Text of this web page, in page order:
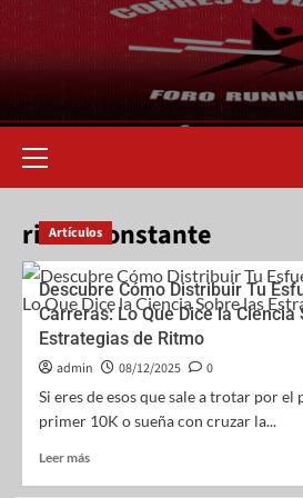
ritmo constante
Artículos
Descubre Cómo Distribuir Tu
Carreras: Lo Que Dice la Ciencia
Estrategias de Ritmo
admin 08/12/2025
0
Si eres de esos que sale a trotar por el
primer 10K o sueña con cruzar la...
Leer más